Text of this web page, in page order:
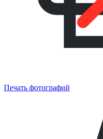
Печать фотографий